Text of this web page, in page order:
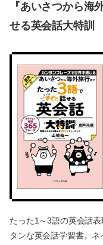
『あいさつから海
せる英会話大特訓
たった1～3語の英会話
タンな英会話学習書。